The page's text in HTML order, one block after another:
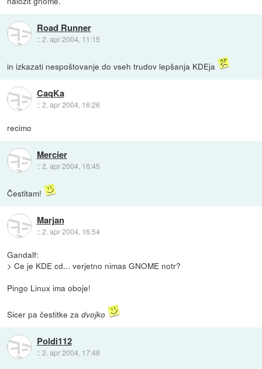
Road Runner
::2. apr 2004, 11:15
in izkazati nespoštovanje do vseh trudov lepšanja KDEja
CaqKa
::2. apr 2004, 16:26
recimo
Mercier
::2. apr 2004, 16:45
Čestitam!
Marjan
::2. apr 2004, 16:54
Gandalf:
> Ce je KDE cd... verjetno nimas GNOME notr?
Pingo Linux ima oboje!
Sicer pa čestitke zadvojko
Poldi112
::2. apr 2004, 17:48